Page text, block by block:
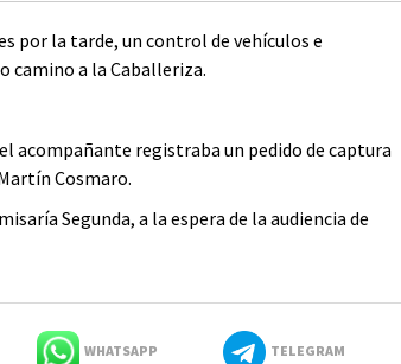
por la tarde, un control de vehículos e
camino a la Caballeriza.
acompañante registraba un pedido de captura
Cosmaro.
Segunda, a la espera de la audiencia de
WHATSAPP TELEGRAM